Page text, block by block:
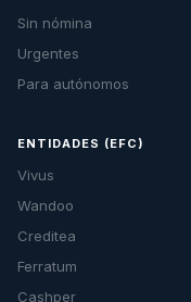
Sin nómina
Urgentes
Para autónomos
ENTIDADES (EFC)
Vivus
Wandoo
Creditea
Ferratum
Cashper